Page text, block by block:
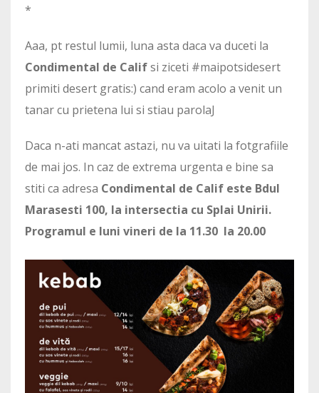
*
Aaa, pt restul lumii, luna asta daca va duceti la
Condimental de Califsi ziceti #maipotsidesert
primiti desert gratis:) cand eram acolo a venit un
tanar cu prietena lui si stiau parolaJ
Daca n-ati mancat astazi, nu va uitati la fotgrafiile
de mai jos. In caz de extrema urgenta e bine sa
stiti ca adresa Condimental de Calif este Bdul
Marasesti 100, la intersectia cu Splai Unirii.
Programul e luni vineri de la 11.30 la 20.00